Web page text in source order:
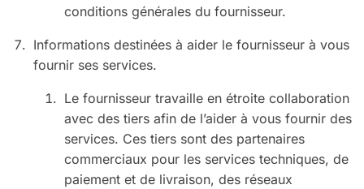
conditions générales du fournisseur.
Informations destinées à aider le fournisseur à vous
fournir ses services.
Le fournisseur travaille en étroite collaboration
avec des tiers afin de l’aider à vous fournir des
services. Ces tiers sont des partenaires
commerciaux pour les services techniques, de
paiement et de livraison, des réseaux